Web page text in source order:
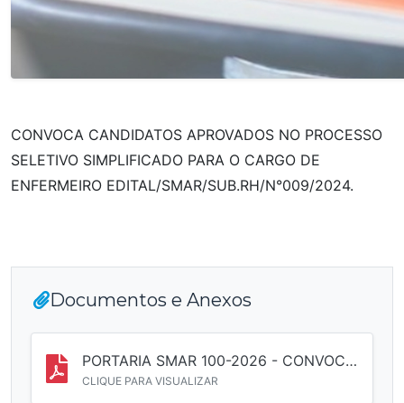
CONVOCA CANDIDATOS APROVADOS NO PROCESSO
SELETIVO SIMPLIFICADO PARA O CARGO DE
ENFERMEIRO EDITAL/SMAR/SUB.RH/N°009/2024.
Documentos e Anexos
PORTARIA SMAR 100-2026 - CONVOCA ENFERMEIRO 20 HORAS (EDITAL.SMAR.SUB.RH Nº 009-2024).pdf
CLIQUE PARA VISUALIZAR